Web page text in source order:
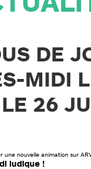
DE
MIDI
26
une nouvelle animation sur
ludique !